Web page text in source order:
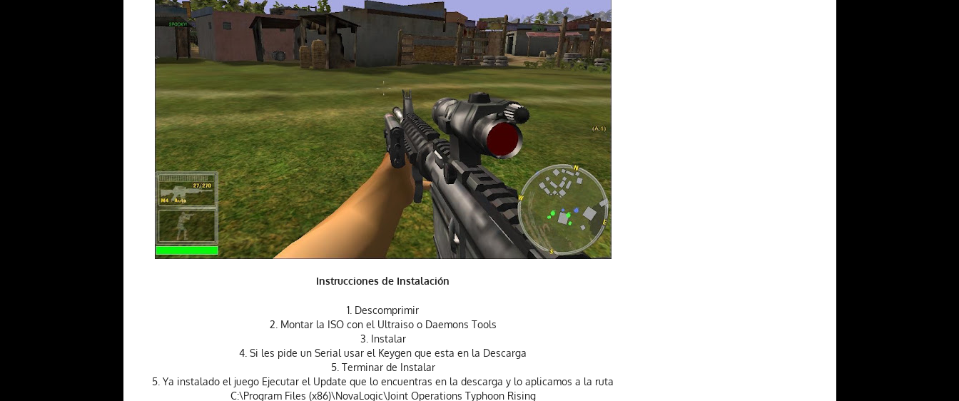
Instrucciones de Instalación
1. Descomprimir
2. Montar la ISO con el Ultraiso o Daemons Tools
3. Instalar
4. Si les pide un Serial usar el Keygen que esta en la Descarga
5. Terminar de Instalar
5. Ya instalado el juego Ejecutar el Update que lo encuentras en la descarga y lo aplicamos a la ruta
C:\Program Files (x86)\NovaLogic\Joint Operations Typhoon Rising